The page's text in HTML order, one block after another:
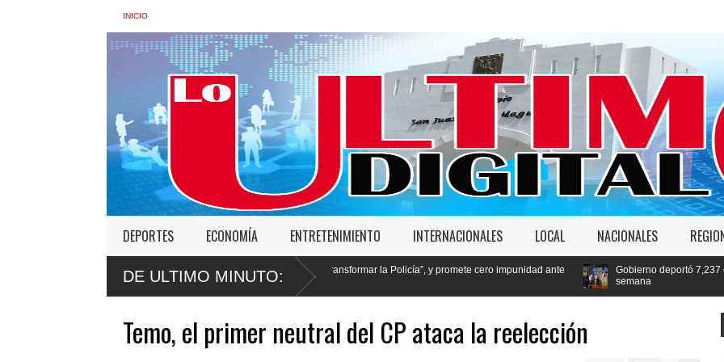
INICIO
DEPORTES ECONOMÍA ENTRETENIMIENTO INTERNACIONALES LOCAL NACIONALES
DE ULTIMO MINUTO:
Interior: “No vamos a desistir en nuestro empeño de transformar la Policía”, y promete cero impunidad ante
Gobierno deportó 7,237 extranjeros en
Temo, el primer neutral del CP ataca la reelección